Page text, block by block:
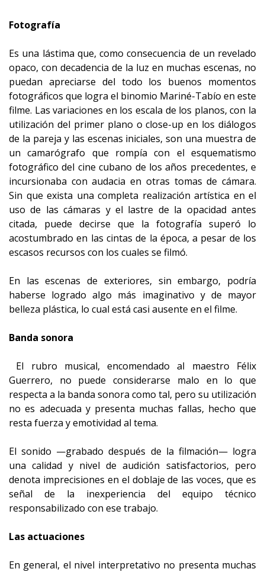
Fotografía
Es una lástima que, como consecuencia de un revelado
opaco, con decadencia de la luz en muchas escenas, no
puedan apreciarse del todo los buenos momentos
fotográficos que logra el binomio Mariné-Tabío en este
filme. Las variaciones en los escala de los planos, con la
utilización del primer plano o close-up en los diálogos
de la pareja y las escenas iniciales, son una muestra de
un camarógrafo que rompía con el esquematismo
fotográfico del cine cubano de los años precedentes, e
incursionaba con audacia en otras tomas de cámara.
Sin que exista una completa realización artística en el
uso de las cámaras y el lastre de la opacidad antes
citada, puede decirse que la fotografía superó lo
acostumbrado en las cintas de la época, a pesar de los
escasos recursos con los cuales se filmó.
En las escenas de exteriores, sin embargo, podría
haberse logrado algo más imaginativo y de mayor
belleza plástica, lo cual está casi ausente en el filme.
Banda sonora
El rubro musical, encomendado al maestro Félix
Guerrero, no puede considerarse malo en lo que
respecta a la banda sonora como tal, pero su utilización
no es adecuada y presenta muchas fallas, hecho que
resta fuerza y emotividad al tema.
El sonido —grabado después de la filmación— logra
una calidad y nivel de audición satisfactorios, pero
denota imprecisiones en el doblaje de las voces, que es
señal de la inexperiencia del equipo técnico
responsabilizado con ese trabajo.
Las actuaciones
En general, el nivel interpretativo no presenta muchas